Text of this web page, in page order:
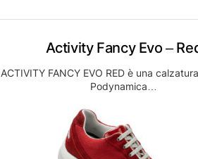
Activity Fancy Evo –
ACTIVITY FANCY EVO RED è una
Podynamica…